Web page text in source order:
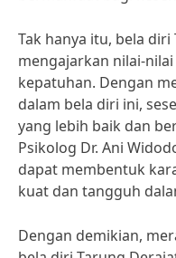
Tak hanya itu, bela
mengajarkan nilai-
kepatuhan. Dengan
dalam bela diri ini,
yang lebih baik dan
Psikolog Dr. Ani
dapat membentuk
kuat dan tangguh
Dengan demikian,